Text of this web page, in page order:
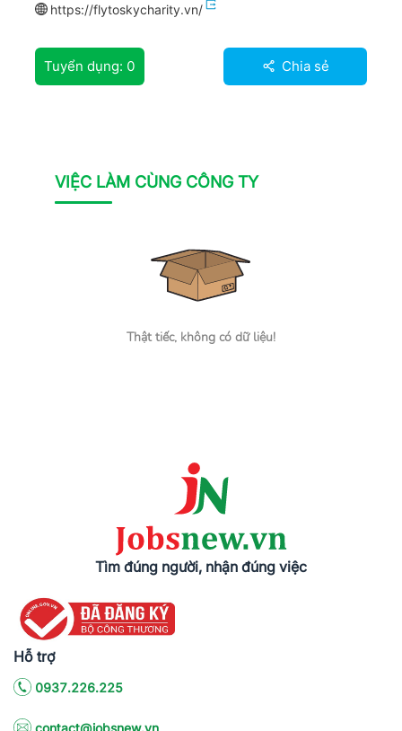
https://flytoskycharity.vn/
Tuyển dụng: 0 Chia sẻ
VIỆC LÀM CÙNG CÔNG TY
Thật tiếc, không có dữ liệu!
Tìm đúng người, nhận đúng việc
Hỗ trợ
0937.226.225
contact@jobsnew.vn